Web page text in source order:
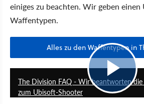
einiges zu beachten. Wir geben
Waffentypen.
Alles zu den Waffentypen in
The Division FAQ - Wir beantworten
zum Ubisoft-Shooter